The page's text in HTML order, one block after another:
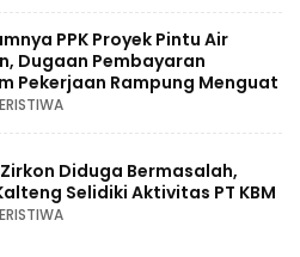
PPK Proyek Pintu Air
Dugaan Pembayaran
Pekerjaan Rampung Menguat
Diduga Bermasalah,
Selidiki Aktivitas PT KBM